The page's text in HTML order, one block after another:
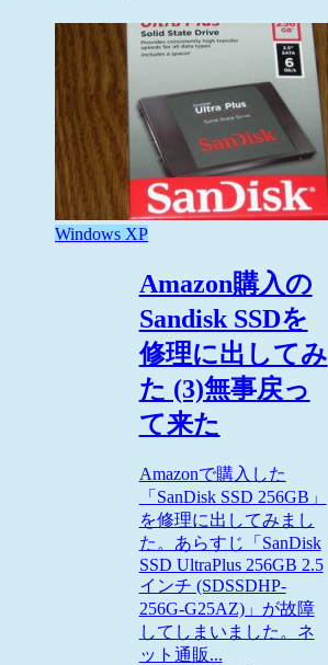
Windows XP
Amazon購入の
Sandisk SSDを
修理に出してみ
た (3)無事戻っ
て来た
Amazonで購入した
「SanDisk SSD 256GB」
を修理に出してみまし
た。あらすじ「SanDisk
SSD UltraPlus 256GB 2.5
インチ (SDSSDHP-
256G-G25AZ)」が故障
してしまいました。ネ
ット通販...